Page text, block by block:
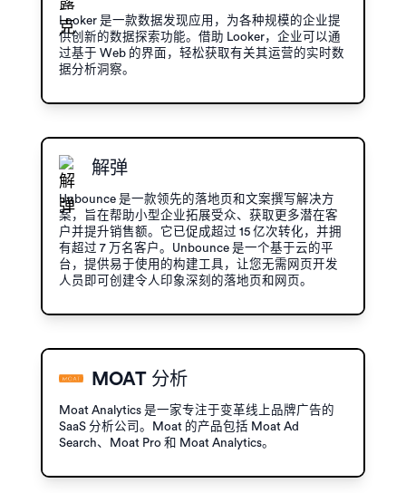
Looker 是一款数据发现应用，为各种规模的企业提
供创新的数据探索功能。借助 Looker，企业可以通
过基于 Web 的界面，轻松获取有关其运营的实时数
据分析洞察。
解弹
Unbounce 是一款领先的落地页和文案撰写解决方
案，旨在帮助小型企业拓展受众、获取更多潜在客
户并提升销售额。它已促成超过 15 亿次转化，并拥
有超过 7 万名客户。Unbounce 是一个基于云的平
台，提供易于使用的构建工具，让您无需网页开发
人员即可创建令人印象深刻的落地页和网页。
MOAT 分析
Moat Analytics 是一家专注于变革线上品牌广告的
SaaS 分析公司。Moat 的产品包括 Moat Ad
Search、Moat Pro 和 Moat Analytics。